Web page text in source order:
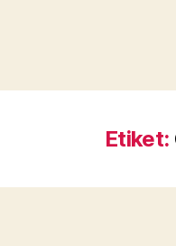
Etiket: